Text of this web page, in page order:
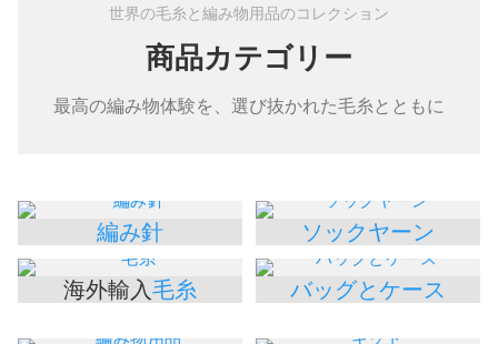
世界の毛糸と編み物用品のコレクション
商品カテゴリー
最高の編み物体験を、選び抜かれた毛糸とともに
編み針 ソックヤーン
海外輸入毛糸 バッグとケース